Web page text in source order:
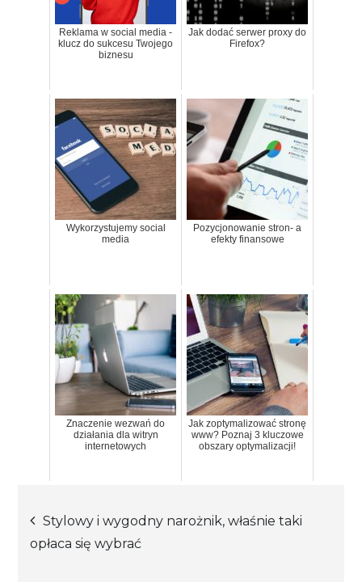
Reklama w social media -
klucz do sukcesu Twojego
biznesu
Jak dodać serwer proxy do
Firefox?
Wykorzystujemy social
media
Pozycjonowanie stron- a
efekty finansowe
Znaczenie wezwań do
działania dla witryn
internetowych
Jak zoptymalizować stronę
www? Poznaj 3 kluczowe
obszary optymalizacji!
Nawigacja
Stylowy i wygodny narożnik, właśnie taki
opłaca się wybrać